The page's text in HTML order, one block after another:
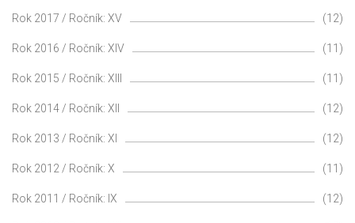
Rok 2017 / Ročník: XV (12)
Rok 2016 / Ročník: XIV (11)
Rok 2015 / Ročník: XIII (11)
Rok 2014 / Ročník: XII (12)
Rok 2013 / Ročník: XI (12)
Rok 2012 / Ročník: X (11)
Rok 2011 / Ročník: IX (12)